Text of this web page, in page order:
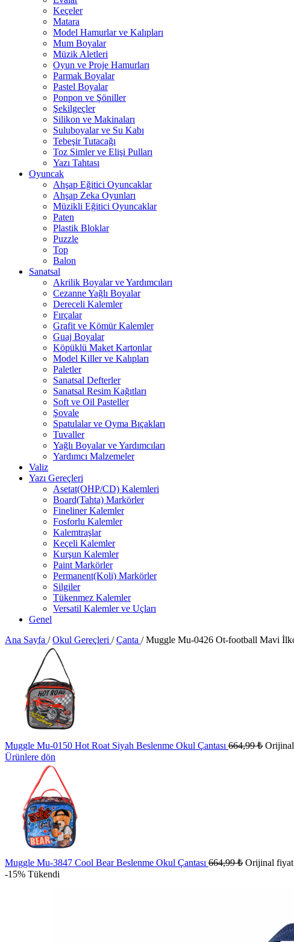
Keçeler
Matara
Model Hamurlar ve Kalıpları
Mum Boyalar
Müzik Aletleri
Oyun ve Proje Hamurları
Parmak Boyalar
Pastel Boyalar
Ponpon ve Şöniller
Şekilgeçler
Silikon ve Makinaları
Suluboyalar ve Su Kabı
Tebeşir Tutacağı
Toz Simler ve Elişi Pulları
Yazı Tahtası
Oyuncak
Ahşap Eğitici Oyuncaklar
Ahşap Zeka Oyunları
Müzikli Eğitici Oyuncaklar
Paten
Plastik Bloklar
Puzzle
Top
Balon
Sanatsal
Akrilik Boyalar ve Yardımcıları
Cezanne Yağlı Boyalar
Dereceli Kalemler
Fırçalar
Grafit ve Kömür Kalemler
Guaj Boyalar
Köpüklü Maket Kartonlar
Model Killer ve Kalıpları
Paletler
Sanatsal Defterler
Sanatsal Resim Kağıtları
Soft ve Oil Pasteller
Şovale
Spatulalar ve Oyma Bıçakları
Tuvaller
Yağlı Boyalar ve Yardımcıları
Yardımcı Malzemeler
Valiz
Yazı Gereçleri
Asetat(OHP/CD) Kalemleri
Board(Tahta) Markörler
Fineliner Kalemler
Fosforlu Kalemler
Kalemtraşlar
Keçeli Kalemler
Kurşun Kalemler
Paint Markörler
Permanent(Koli) Markörler
Silgiler
Tükenmez Kalemler
Versatil Kalemler ve Uçları
Genel
Ana Sayfa / Okul Gereçleri / Çanta / Muggle Mu-0426 Ot-football Mavi
Muggle Mu-0150 Hot Roat Siyah Beslenme Okul Çantası 664,99₺
Ürünlere dön
Muggle Mu-3847 Cool Bear Beslenme Okul Çantası 664,99₺ Orijinal
-15% Tükendi